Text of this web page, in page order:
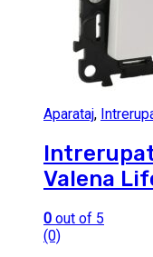
Aparataj,
Valena
0 out of 5
(0)